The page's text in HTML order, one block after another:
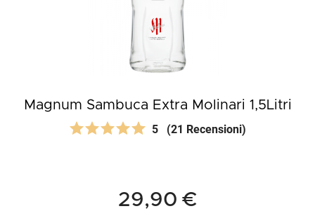
Magnum Sambuca Extra Molinari 1,5Litri
5 (21 Recensioni)
29,90 €